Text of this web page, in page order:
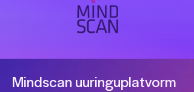
Mindscan uuringuplatvorm